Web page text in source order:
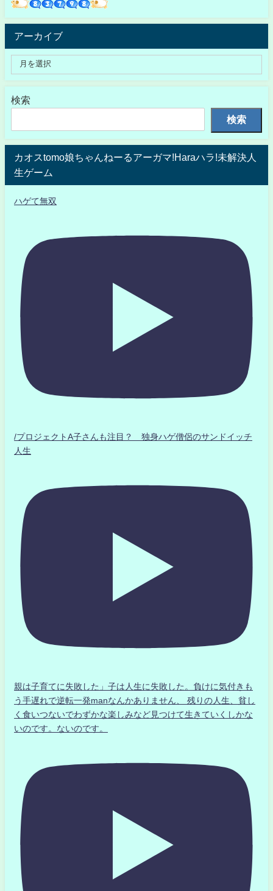
アーカイブ
検索
検索
カオスtomo娘ちゃんねーるアーガマ!Haraハラ!未解決人
生ゲーム
ハゲて無双
/プロジェクトA子さんも注目？ 独身ハゲ僧侶のサンドイッチ
人生
親は子育てに失敗した」子は人生に失敗した。負けに気付きも
う手遅れで逆転一発manなんかありません、 残りの人生、貧し
く食いつないでわずかな楽しみなど見つけて生きていくしかな
いのです。ないのです。